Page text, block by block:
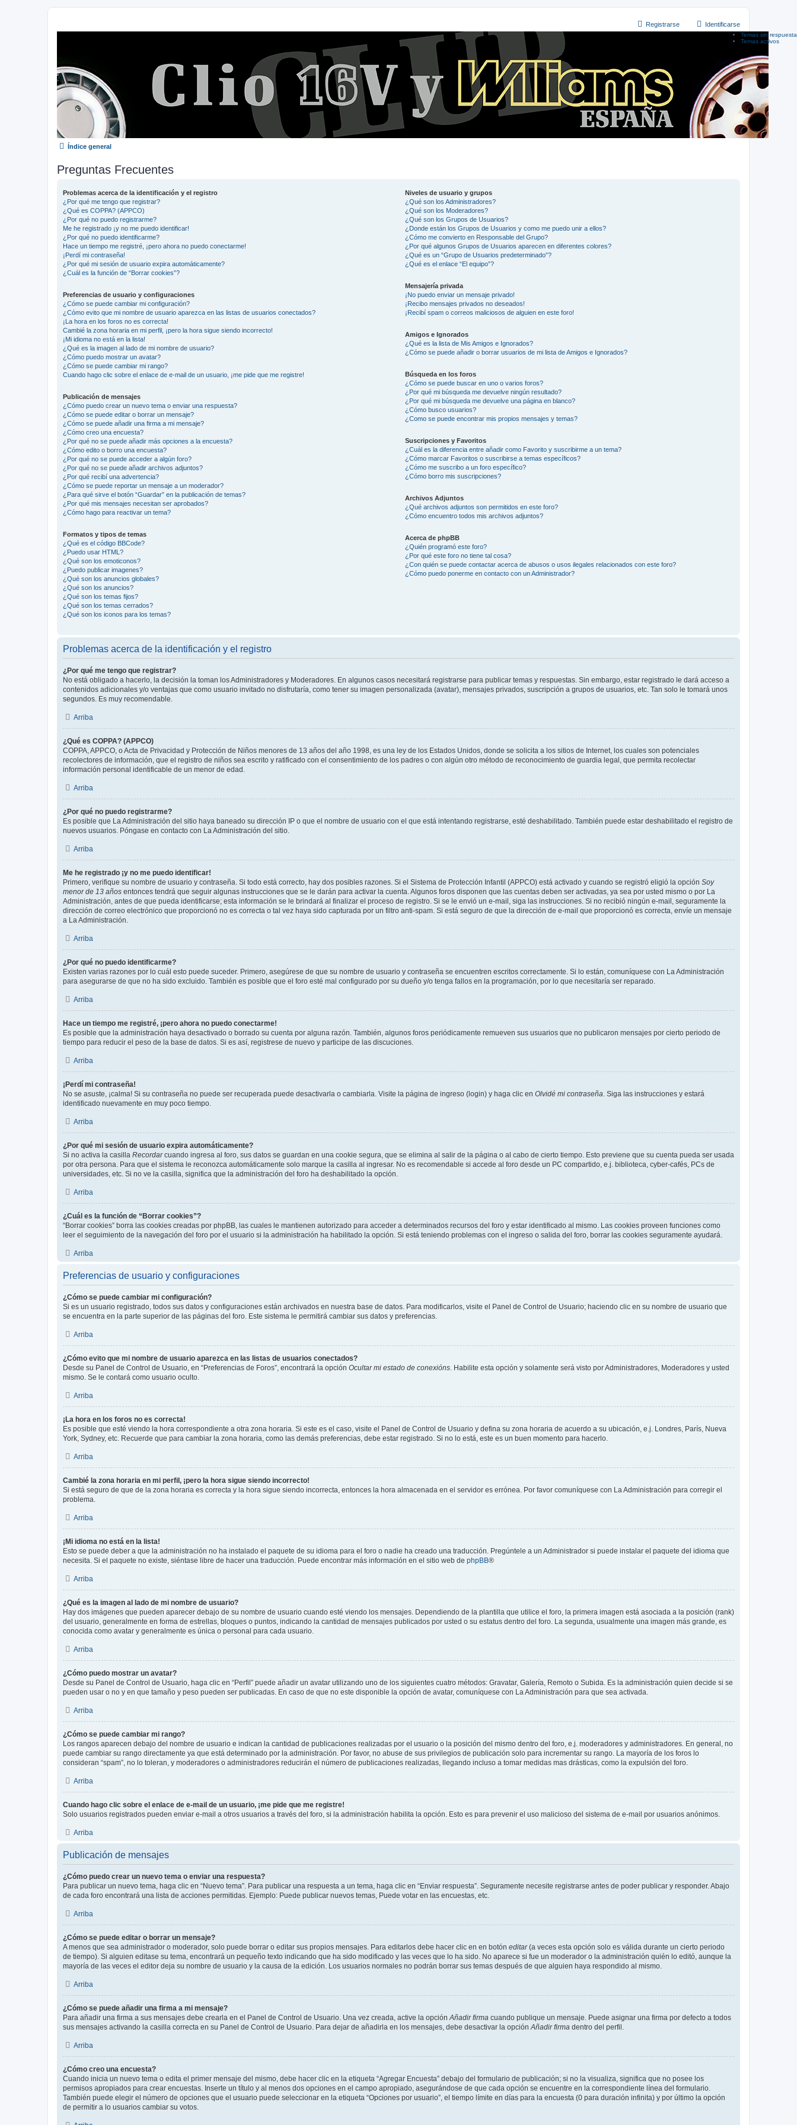
Identificarse
Registrarse
Temas sin respuesta
Temas activos
Índice general
Preguntas Frecuentes
Problemas acerca de la identificación y el registro
¿Por qué me tengo que registrar?
¿Qué es COPPA? (APPCO)
¿Por qué no puedo registrarme?
Me he registrado ¡y no me puedo identificar!
¿Por qué no puedo identificarme?
Hace un tiempo me registré, ¡pero ahora no puedo conectarme!
¡Perdí mi contraseña!
¿Por qué mi sesión de usuario expira automáticamente?
¿Cuál es la función de “Borrar cookies”?
Preferencias de usuario y configuraciones
¿Cómo se puede cambiar mi configuración?
¿Cómo evito que mi nombre de usuario aparezca en las listas de usuarios conectados?
¡La hora en los foros no es correcta!
Cambié la zona horaria en mi perfil, ¡pero la hora sigue siendo incorrecto!
¡Mi idioma no está en la lista!
¿Qué es la imagen al lado de mi nombre de usuario?
¿Cómo puedo mostrar un avatar?
¿Cómo se puede cambiar mi rango?
Cuando hago clic sobre el enlace de e-mail de un usuario, ¡me pide que me registre!
Publicación de mensajes
¿Cómo puedo crear un nuevo tema o enviar una respuesta?
¿Cómo se puede editar o borrar un mensaje?
¿Cómo se puede añadir una firma a mi mensaje?
¿Cómo creo una encuesta?
¿Por qué no se puede añadir más opciones a la encuesta?
¿Cómo edito o borro una encuesta?
¿Por qué no se puede acceder a algún foro?
¿Por qué no se puede añadir archivos adjuntos?
¿Por qué recibí una advertencia?
¿Cómo se puede reportar un mensaje a un moderador?
¿Para qué sirve el botón “Guardar” en la publicación de temas?
¿Por qué mis mensajes necesitan ser aprobados?
¿Cómo hago para reactivar un tema?
Formatos y tipos de temas
¿Qué es el código BBCode?
¿Puedo usar HTML?
¿Qué son los emoticonos?
¿Puedo publicar imagenes?
¿Qué son los anuncios globales?
¿Qué son los anuncios?
¿Qué son los temas fijos?
¿Qué son los temas cerrados?
¿Qué son los iconos para los temas?
Niveles de usuario y grupos
¿Qué son los Administradores?
¿Qué son los Moderadores?
¿Qué son los Grupos de Usuarios?
¿Donde están los Grupos de Usuarios y como me puedo unir a ellos?
¿Cómo me convierto en Responsable del Grupo?
¿Por qué algunos Grupos de Usuarios aparecen en diferentes colores?
¿Qué es un “Grupo de Usuarios predeterminado”?
¿Qué es el enlace “El equipo”?
Mensajería privada
¡No puedo enviar un mensaje privado!
¡Recibo mensajes privados no deseados!
¡Recibí spam o correos maliciosos de alguien en este foro!
Amigos e Ignorados
¿Qué es la lista de Mis Amigos e Ignorados?
¿Cómo se puede añadir o borrar usuarios de mi lista de Amigos e Ignorados?
Búsqueda en los foros
¿Cómo se puede buscar en uno o varios foros?
¿Por qué mi búsqueda me devuelve ningún resultado?
¿Por qué mi búsqueda me devuelve una página en blanco?
¿Cómo busco usuarios?
¿Como se puede encontrar mis propios mensajes y temas?
Suscripciones y Favoritos
¿Cuál es la diferencia entre añadir como Favorito y suscribirme a un tema?
¿Cómo marcar Favoritos o suscribirse a temas específicos?
¿Cómo me suscribo a un foro específico?
¿Cómo borro mis suscripciones?
Archivos Adjuntos
¿Qué archivos adjuntos son permitidos en este foro?
¿Cómo encuentro todos mis archivos adjuntos?
Acerca de phpBB
¿Quién programó este foro?
¿Por qué este foro no tiene tal cosa?
¿Con quién se puede contactar acerca de abusos o usos ilegales relacionados con este foro?
¿Cómo puedo ponerme en contacto con un Administrador?
Problemas acerca de la identificación y el registro
¿Por qué me tengo que registrar?
No está obligado a hacerlo, la decisión la toman los Administradores y Moderadores. En algunos casos necesitará registrarse para publicar temas y respuestas. Sin embargo, estar registrado le dará acceso a
contenidos adicionales y/o ventajas que como usuario invitado no disfrutaría, como tener su imagen personalizada (avatar), mensajes privados, suscripción a grupos de usuarios, etc. Tan solo le tomará unos
segundos. Es muy recomendable.
Arriba
¿Qué es COPPA? (APPCO)
COPPA, APPCO, o Acta de Privacidad y Protección de Niños menores de 13 años del año 1998, es una ley de los Estados Unidos, donde se solicita a los sitios de Internet, los cuales son potenciales
recolectores de información, que el registro de niños sea escrito y ratificado con el consentimiento de los padres o con algún otro método de reconocimiento de guardia legal, que permita recolectar
información personal identificable de un menor de edad.
Arriba
¿Por qué no puedo registrarme?
Es posible que La Administración del sitio haya baneado su dirección IP o que el nombre de usuario con el que está intentando registrarse, esté deshabilitado. También puede estar deshabilitado el registro de
nuevos usuarios. Póngase en contacto con La Administración del sitio.
Arriba
Me he registrado ¡y no me puedo identificar!
Primero, verifique su nombre de usuario y contraseña. Si todo está correcto, hay dos posibles razones. Si el Sistema de Protección Infantil (APPCO) está activado y cuando se registró eligió la opción Soy
menor de 13 años entonces tendrá que seguir algunas instrucciones que se le darán para activar la cuenta. Algunos foros disponen que las cuentas deben ser activadas, ya sea por usted mismo o por La
Administración, antes de que pueda identificarse; esta información se le brindará al finalizar el proceso de registro. Si se le envió un e-mail, siga las instrucciones. Si no recibió ningún e-mail, seguramente la
dirección de correo electrónico que proporcionó no es correcta o tal vez haya sido capturada por un filtro anti-spam. Si está seguro de que la dirección de e-mail que proporcionó es correcta, envíe un mensaje
a La Administración.
Arriba
¿Por qué no puedo identificarme?
Existen varias razones por lo cuál esto puede suceder. Primero, asegúrese de que su nombre de usuario y contraseña se encuentren escritos correctamente. Si lo están, comuníquese con La Administración
para asegurarse de que no ha sido excluido. También es posible que el foro esté mal configurado por su dueño y/o tenga fallos en la programación, por lo que necesitaría ser reparado.
Arriba
Hace un tiempo me registré, ¡pero ahora no puedo conectarme!
Es posible que la administración haya desactivado o borrado su cuenta por alguna razón. También, algunos foros periódicamente remueven sus usuarios que no publicaron mensajes por cierto periodo de
tiempo para reducir el peso de la base de datos. Si es así, registrese de nuevo y participe de las discuciones.
Arriba
¡Perdí mi contraseña!
No se asuste, ¡calma! Si su contraseña no puede ser recuperada puede desactivarla o cambiarla. Visite la página de ingreso (login) y haga clic en Olvidé mi contraseña. Siga las instrucciones y estará
identificado nuevamente en muy poco tiempo.
Arriba
¿Por qué mi sesión de usuario expira automáticamente?
Si no activa la casilla Recordarcuando ingresa al foro, sus datos se guardan en una cookie segura, que se elimina al salir de la página o al cabo de cierto tiempo. Esto previene que su cuenta pueda ser usada
por otra persona. Para que el sistema le reconozca automáticamente solo marque la casilla al ingresar. No es recomendable si accede al foro desde un PC compartido, e.j. biblioteca, cyber-cafés, PCs de
universidades, etc. Si no ve la casilla, significa que la administración del foro ha deshabilitado la opción.
Arriba
¿Cuál es la función de “Borrar cookies”?
“Borrar cookies” borra las cookies creadas por phpBB, las cuales le mantienen autorizado para acceder a determinados recursos del foro y estar identificado al mismo. Las cookies proveen funciones como
leer el seguimiento de la navegación del foro por el usuario si la administración ha habilitado la opción. Si está teniendo problemas con el ingreso o salida del foro, borrar las cookies seguramente ayudará.
Arriba
Preferencias de usuario y configuraciones
¿Cómo se puede cambiar mi configuración?
Si es un usuario registrado, todos sus datos y configuraciones están archivados en nuestra base de datos. Para modificarlos, visite el Panel de Control de Usuario; haciendo clic en su nombre de usuario que
se encuentra en la parte superior de las páginas del foro. Este sistema le permitirá cambiar sus datos y preferencias.
Arriba
¿Cómo evito que mi nombre de usuario aparezca en las listas de usuarios conectados?
Desde su Panel de Control de Usuario, en “Preferencias de Foros”, encontrará la opción Ocultar mi estado de conexións. Habilite esta opción y solamente será visto por Administradores, Moderadores y usted
mismo. Se le contará como usuario oculto.
Arriba
¡La hora en los foros no es correcta!
Es posible que esté viendo la hora correspondiente a otra zona horaria. Si este es el caso, visite el Panel de Control de Usuario y defina su zona horaria de acuerdo a su ubicación, e.j. Londres, París, Nueva
York, Sydney, etc. Recuerde que para cambiar la zona horaria, como las demás preferencias, debe estar registrado. Si no lo está, este es un buen momento para hacerlo.
Arriba
Cambié la zona horaria en mi perfil, ¡pero la hora sigue siendo incorrecto!
Si está seguro de que de la zona horaria es correcta y la hora sigue siendo incorrecta, entonces la hora almacenada en el servidor es errónea. Por favor comuníquese con La Administración para corregir el
problema.
Arriba
¡Mi idioma no está en la lista!
Esto se puede deber a que la administración no ha instalado el paquete de su idioma para el foro o nadie ha creado una traducción. Pregúntele a un Administrador si puede instalar el paquete del idioma que
necesita. Si el paquete no existe, siéntase libre de hacer una traducción. Puede encontrar más información en el sitio web de phpBB®
Arriba
¿Qué es la imagen al lado de mi nombre de usuario?
Hay dos imágenes que pueden aparecer debajo de su nombre de usuario cuando esté viendo los mensajes. Dependiendo de la plantilla que utilice el foro, la primera imagen está asociada a la posición (rank)
del usuario, generalmente en forma de estrellas, bloques o puntos, indicando la cantidad de mensajes publicados por usted o su estatus dentro del foro. La segunda, usualmente una imagen más grande, es
conocida como avatar y generalmente es única o personal para cada usuario.
Arriba
¿Cómo puedo mostrar un avatar?
Desde su Panel de Control de Usuario, haga clic en “Perfil” puede añadir un avatar utilizando uno de los siguientes cuatro métodos: Gravatar, Galería, Remoto o Subida. Es la administración quien decide si se
pueden usar o no y en que tamaño y peso pueden ser publicadas. En caso de que no este disponible la opción de avatar, comuníquese con La Administración para que sea activada.
Arriba
¿Cómo se puede cambiar mi rango?
Los rangos aparecen debajo del nombre de usuario e indican la cantidad de publicaciones realizadas por el usuario o la posición del mismo dentro del foro, e.j. moderadores y administradores. En general, no
puede cambiar su rango directamente ya que está determinado por la administración. Por favor, no abuse de sus privilegios de publicación solo para incrementar su rango. La mayoría de los foros lo
consideran “spam”, no lo toleran, y moderadores o administradores reducirán el número de publicaciones realizadas, llegando incluso a tomar medidas mas drásticas, como la expulsión del foro.
Arriba
Cuando hago clic sobre el enlace de e-mail de un usuario, ¡me pide que me registre!
Solo usuarios registrados pueden enviar e-mail a otros usuarios a través del foro, si la administración habilita la opción. Esto es para prevenir el uso malicioso del sistema de e-mail por usuarios anónimos.
Arriba
Publicación de mensajes
¿Cómo puedo crear un nuevo tema o enviar una respuesta?
Para publicar un nuevo tema, haga clic en “Nuevo tema”. Para publicar una respuesta a un tema, haga clic en “Enviar respuesta”. Seguramente necesite registrarse antes de poder publicar y responder. Abajo
de cada foro encontrará una lista de acciones permitidas. Ejemplo: Puede publicar nuevos temas, Puede votar en las encuestas, etc.
Arriba
¿Cómo se puede editar o borrar un mensaje?
A menos que sea administrador o moderador, solo puede borrar o editar sus propios mensajes. Para editarlos debe hacer clic en en botón editar(a veces esta opción solo es válida durante un cierto periodo
de tiempo). Si alguien editase su tema, encontrará un pequeño texto indicando que ha sido modificado y las veces que lo ha sido. No aparece si fue un moderador o la administración quién lo editó, aunque la
mayoría de las veces el editor deja su nombre de usuario y la causa de la edición. Los usuarios normales no podrán borrar sus temas después de que alguien haya respondido al mismo.
Arriba
¿Cómo se puede añadir una firma a mi mensaje?
Para añadir una firma a sus mensajes debe crearla en el Panel de Control de Usuario. Una vez creada, active la opciónAñadir firma cuando publique un mensaje. Puede asignar una firma por defecto a todos
sus mensajes activando la casilla correcta en su Panel de Control de Usuario. Para dejar de añadirla en los mensajes, debe desactivar la opciónAñadir firma dentro del perfil.
Arriba
¿Cómo creo una encuesta?
Cuando inicia un nuevo tema o edita el primer mensaje del mismo, debe hacer clic en la etiqueta “Agregar Encuesta” debajo del formulario de publicación; si no la visualiza, significa que no posee los
permisos apropiados para crear encuestas. Inserte un título y al menos dos opciones en el campo apropiado, asegurándose de que cada opción se encuentre en la correspondiente línea del formulario.
También puede elegir el número de opciones que el usuario puede seleccionar en la etiqueta “Opciones por usuario”, el tiempo límite en días para la encuesta (0 para duración infinita) y por último la opción
de permitir a lo usuarios cambiar su votos.